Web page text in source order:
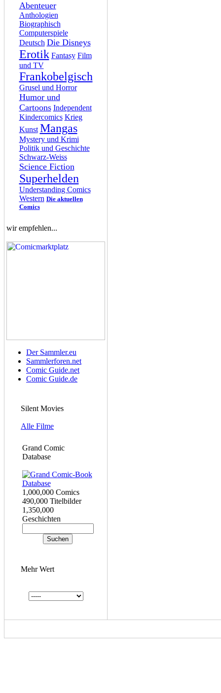
Abenteuer
Anthologien
Biographisch
Computerspiele
Deutsch Die Disneys
Erotik Fantasy Film
und TV
Frankobelgisch
Grusel und Horror
Humor und
Cartoons Independent
Kindercomics Krieg
Kunst Mangas
Mystery und Krimi
Politik und Geschichte
Schwarz-Weiss
Science Fiction
Superhelden
Understanding Comics
Western Die aktuellen
Comics
wir empfehlen...
Der Sammler.eu
Sammlerforen.net
Comic Guide.net
Comic Guide.de
Silent Movies
Alle Filme
Grand Comic
Database
1,000,000 Comics
490,000 Titelbilder
1,350,000
Geschichten
Mehr Wert